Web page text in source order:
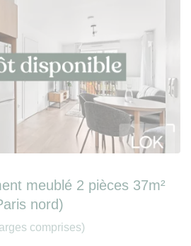
meublé 2 pièces 37m²
nord)
comprises)